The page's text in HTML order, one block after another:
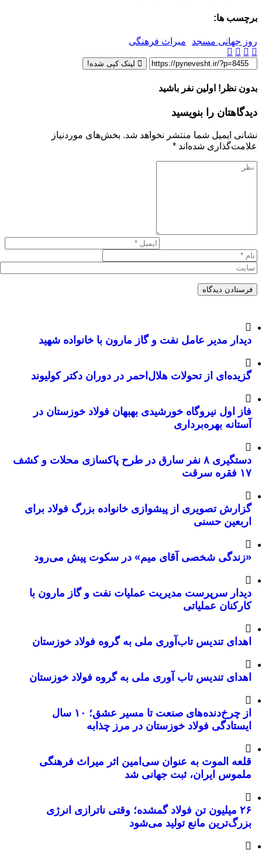
برچسب ها:
روز جهانی مسجد میراث فرهنگی
لینک کپی شده!
بدون نظر! اولین نفر باشید
دیدگاهتان را بنویسید
نشانی ایمیل شما منتشر نخواهد شد. بخش‌های موردنیاز
علامت‌گذاری شده‌اند *
دیدار مدیر عامل نفت و گاز مارون با خانواده شهید
گزیده‌ای از تحولات هلال‌احمر در دوران دکتر کولیوند
فاز اول نیروگاه خورشیدی بهبهان فولاد خوزستان در
آستانه بهره‌برداری
دستگیری ۸ نفر سارق در طرح پاکسازی محلات و کشف
۱۷ فقره سرقت
گزارش تصویری از پیشوازی خانواده بزرگ فولاد برای
اربعین حسنی
«زندگی شخصی آقای میم» در سکوت پیش می‌رود
دیدار سرپرست مدیریت عملیات نفت و گاز مارون با
کارکنان عملیاتی
اهدای تندیس تاب‌آوری ملی به گروه فولاد خوزستان
اهدای تندیس تاب آوری ملی به گروه فولاد خوزستان
از چرخ‌دنده‌های صنعت تا مسیر عشق؛ ۱۰ سال
ایستادگی فولاد خوزستان در مرز چذابه
قلعه الموت به عنوان سی‌امین اثر میراث‌ فرهنگی
ملموس ایران، ثبت جهانی شد
۲۶ میلیون تن فولاد گمشده؛ وقتی ناترازی انرژی
بزرگ‌ترین مانع تولید می‌شود